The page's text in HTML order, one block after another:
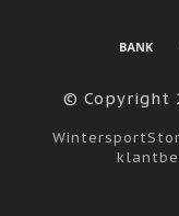
© Copyright